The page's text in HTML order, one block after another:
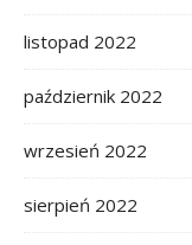
listopad 2022
październik 2022
wrzesień 2022
sierpień 2022